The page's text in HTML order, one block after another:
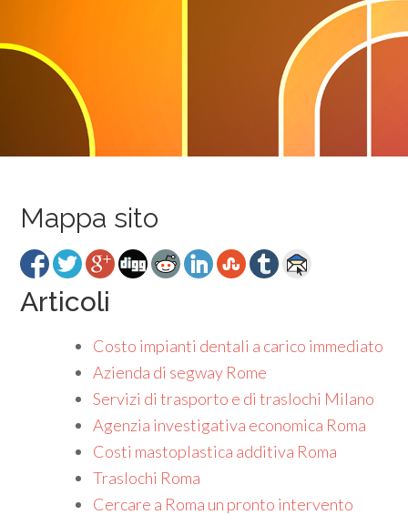
Mappa sito
Articoli
Costo impianti dentali a carico immediato
Azienda di segway Rome
Servizi di trasporto e di traslochi Milano
Agenzia investigativa economica Roma
Costi mastoplastica additiva Roma
Traslochi Roma
Cercare a Roma un pronto intervento